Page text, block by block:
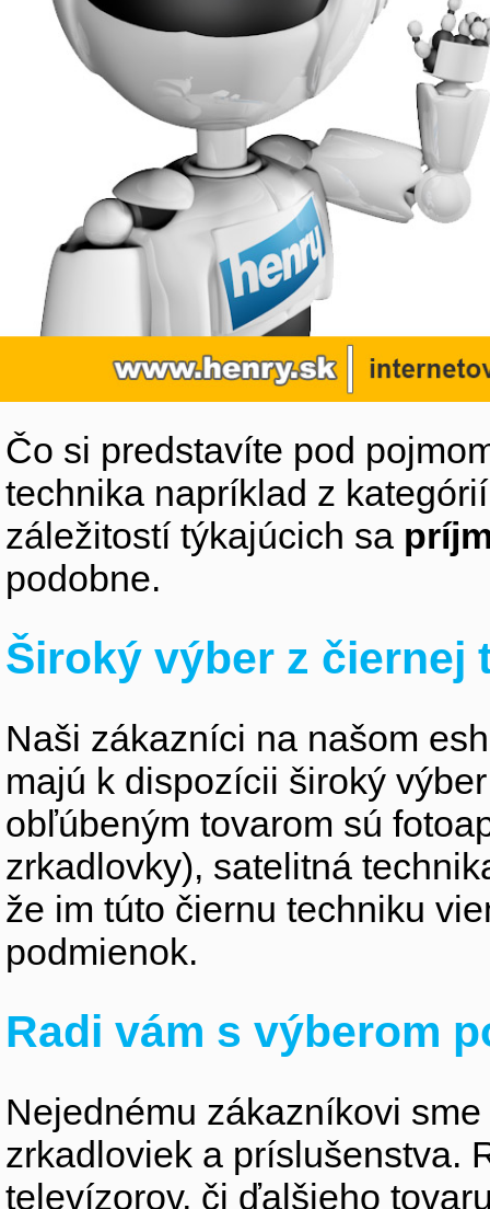
Čo si predstavíte pod
technika napríklad z
záležitostí týkajúcich sa
podobne.
Široký výber z čiernej
Naši zákazníci na našom
majú k dispozícii široký
obľúbeným tovarom sú
zrkadlovky), satelitná
že im túto čiernu techniku
podmienok.
Radi vám s výberom
Nejednému zákazníkovi
zrkadloviek a príslušenstva.
televízorov, či ďalšieho